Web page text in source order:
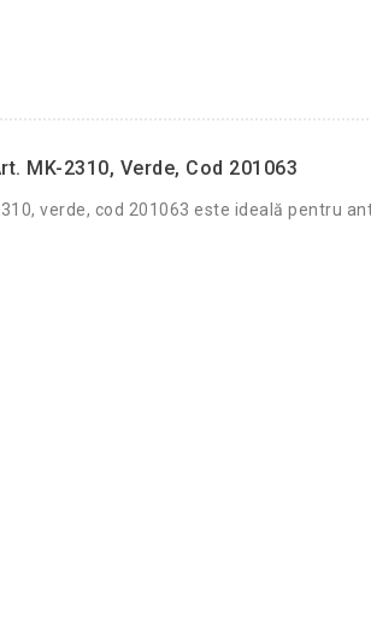
MK-2310, Verde, Cod 201063
verde, cod 201063 este ideală pentru